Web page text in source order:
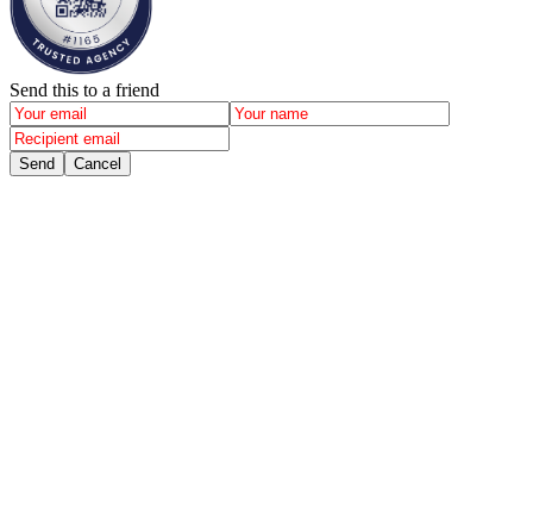
Send this to a friend
Send Cancel